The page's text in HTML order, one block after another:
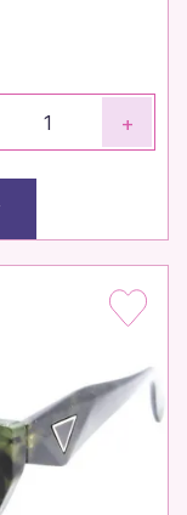
+